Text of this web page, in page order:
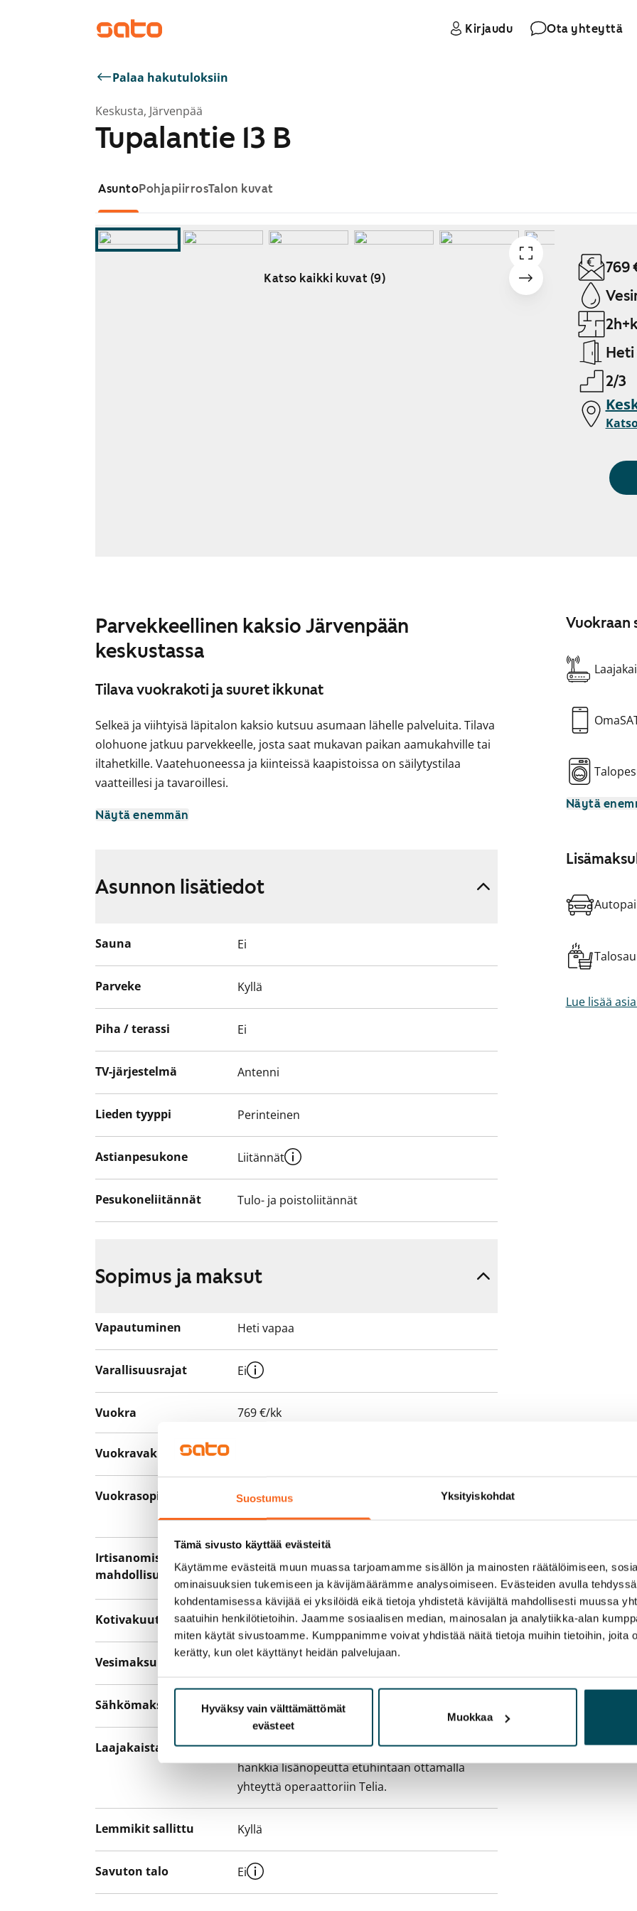
Suostumus Yksityiskohdat
Tämä sivusto käyttää evästeitä
Käytämme evästeitä muun muassa tarjoamamme sisällön ja mainosten räätälöimiseen,
ominaisuuksien tukemiseen ja kävijämäärämme analysoimiseen. Evästeiden avulla
kohdentamisessa kävijää ei yksilöidä eikä tietoja yhdistetä kävijältä mahdollisesti muussa
saatuihin henkilötietoihin. Jaamme sosiaalisen median, mainosalan ja analytiikka-alan
miten käytät sivustoamme. Kumppanimme voivat yhdistää näitä tietoja muihin tietoihin, joita
kerätty, kun olet käyttänyt heidän palvelujaan.
Hyväksy vain välttämättömät
evästeet
Muokkaa
Kirjaudu Ota yhteyttä
Palaa hakutuloksiin
Keskusta, Järvenpää
Tupalantie 13 B
AsuntoPohjapiirrosTalon kuvat
Katso kaikki kuvat (9)
769
Heti
2/3
Parvekkeellinen kaksio Järvenpään
keskustassa
Tilava vuokrakoti ja suuret ikkunat
Selkeä ja viihtyisä läpitalon kaksio kutsuu asumaan lähelle palveluita. Tilava
olohuone jatkuu parvekkeelle, josta saat mukavan paikan aamukahville tai
iltahetkille. Vaatehuoneessa ja kiinteissä kaapistoissa on säilytystilaa
vaatteillesi ja tavaroillesi.
Keittiössä on hyvin säilytys- ja laskutilaa sekä paikka astianpesukoneellesi.
Taloyhtiössä ovat asukkaiden käytössä pesutupa ja kuivaushuone.
Kiinnostuitko? Tulehan tutustumaan tarkemmin paikan päälle!
Näytä enemmän
Vuokraan
Näytä
Lue lisää
Asunnon lisätiedot
Sauna Ei
Parveke Kyllä
Piha / terassi Ei
TV-järjestelmä Antenni
Lieden tyyppi Perinteinen
Astianpesukone Liitännät
Pesukoneliitännät Tulo- ja poistoliitännät
Sopimus ja maksut
Vapautuminen Heti vapaa
Varallisuusrajat Ei
Vuokra 769 €/kk
Vuokravakuus
Vuokrasopimus
Toistaiseksi voimassa oleva, minimi
asumisaika 12 kk
Irtisanomis­
mahdollisuus
sopimussakolla aiemmin
Kotivakuutus Pakollinen, ei sisälly vuokraan
Vesimaksu 27 €/hlö/kk
Sähkömaksu Vuokralainen solmii itse sähkösopimuksen.
Laajakaista
Vuokraan sisältyy 50 M laajakaistaliittymä. Voit
hankkia lisänopeutta etuhintaan ottamalla
yhteyttä operaattoriin Telia.
Lemmikit sallittu Kyllä
Savuton talo Ei